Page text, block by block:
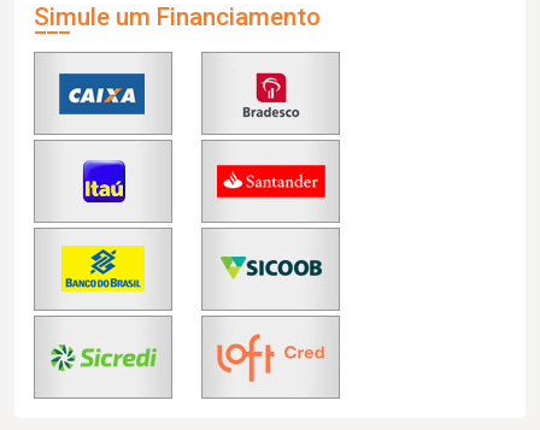
Simule um Financiamento